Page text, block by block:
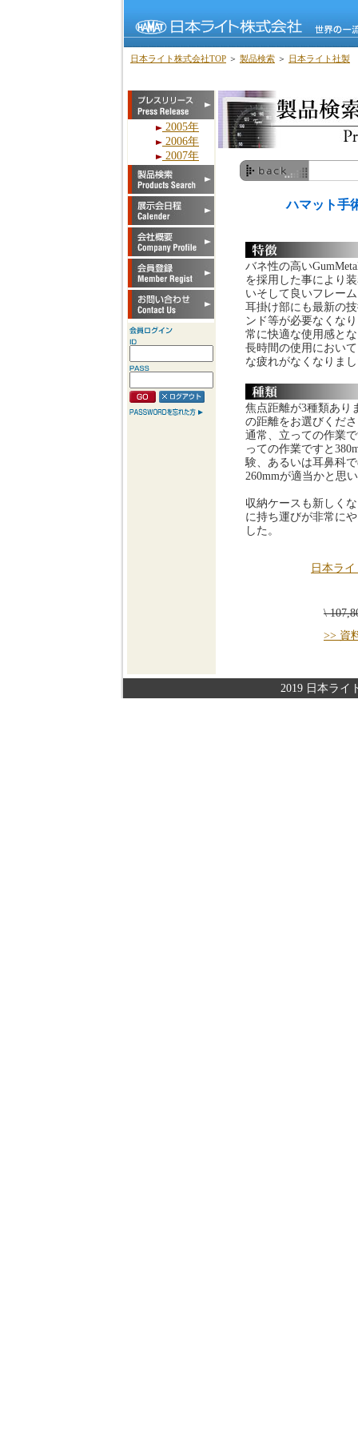
日本ライト株式会社TOP ＞ 製品検索 ＞ 日本ライト社製
2005年
2006年
2007年
ハマット手
バネ性の高い
を採用した事により
いそして良いフレー
耳掛け部にも最新の
ンド等が必要なくな
常に快適な使用感と
長時間の使用におい
な疲れがなくなりま
焦点距離が3種類あり
の距離をお選びくだ
通常、立っての作業
っての作業ですと
験、あるいは耳鼻科
260mmが適当かと思
収納ケースも新しく
に持ち運びが非常に
した。
日本ラ
\
>> 資
2019 日本ライ